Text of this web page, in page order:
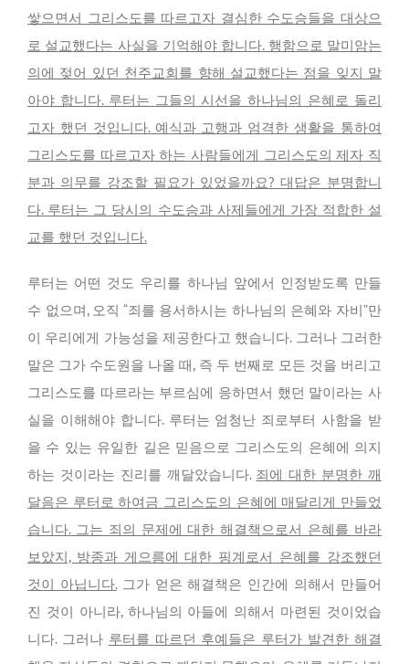
쌓으면서 그리스도를 따르고자 결심한 수도승들을 대상으
로 설교했다는 사실을 기억해야 합니다. 행함으로 말미암는
의에 젖어 있던 천주교회를 향해 설교했다는 점을 잊지 말
아야 합니다. 루터는 그들의 시선을 하나님의 은혜로 돌리
고자 했던 것입니다. 예식과 고행과 엄격한 생활을 통하여
그리스도를 따르고자 하는 사람들에게 그리스도의 제자 직
분과 의무를 강조할 필요가 있었을까요? 대답은 분명합니
다. 루터는 그 당시의 수도승과 사제들에게 가장 적합한 설
교를 했던 것입니다.
루터는 어떤 것도 우리를 하나님 앞에서 인정받도록 만들
수 없으며, 오직 “죄를 용서하시는 하나님의 은혜와 자비”만
이 우리에게 가능성을 제공한다고 했습니다. 그러나 그러한
말은 그가 수도원을 나올 때, 즉 두 번째로 모든 것을 버리고
그리스도를 따르라는 부르심에 응하면서 했던 말이라는 사
실을 이해해야 합니다. 루터는 엄청난 죄로부터 사함을 받
을 수 있는 유일한 길은 믿음으로 그리스도의 은혜에 의지
하는 것이라는 진리를 깨달았습니다. 죄에 대한 분명한 깨
달음은 루터로 하여금 그리스도의 은혜에 매달리게 만들었
습니다. 그는 죄의 문제에 대한 해결책으로서 은혜를 바라
보았지, 방종과 게으름에 대한 핑계로서 은혜를 강조했던
것이 아닙니다.그가 얻은 해결책은 인간에 의해서 만들어
진 것이 아니라, 하나님의 아들에 의해서 마련된 것이었습
니다. 그러나 루터를 따르던 후예들은 루터가 발견한 해결